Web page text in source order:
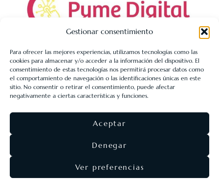
Gestionar consentimiento
Para ofrecer las mejores experiencias, utilizamos tecnologías como las
cookies para almacenar y/o acceder a la información del dispositivo. El
consentimiento de estas tecnologías nos permitirá procesar datos como
el comportamiento de navegación o las identificaciones únicas en este
sitio. No consentir o retirar el consentimiento, puede afectar
negativamente a ciertas características y funciones.
Aceptar
Denegar
Ver preferencias
LIBRERÍA UNIVERSITARIA LEÓN 1980 SLL ha sido beneficiaria
de Fondos Europeos, cuyo objetivo es la mejora de la
competitividad de las PYMES, y gracias al cual ha puesto en
marcha un Plan de Acción con el objetivo de reforzar la
digitalización y la competitividad de las pymes durante el año
2025. Para ello ha contado con el apoyo del Programa Pyme
Digital de la Cámara de Comercio de León.